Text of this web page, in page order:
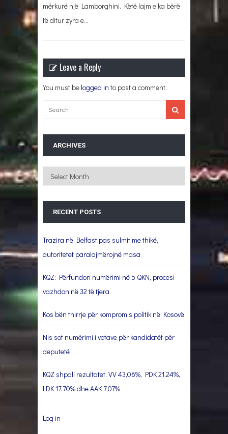
mërkurë një Lamborghini. Këtë lajm e ka bërë
të ditur zyra e…
Leave a Reply
You must be logged in to post a comment.
ARCHIVES
Archives
RECENT POSTS
Trazira në Belfast pas sulmit me thikë,
autoritetet paralajmërojnë masa
KQZ: Përfundon numërimi në 5 QKN, procesi
vazhdon në 32 të tjera
Kos bën thirrje për kompromis politik në Kosovë
Nis sot numërimi i votave për kandidatët për
deputetë
KQZ shpall rezultatet: VV 43,06%, PDK 21,24%,
LDK 17,70% dhe AAK 7,07%
Log in